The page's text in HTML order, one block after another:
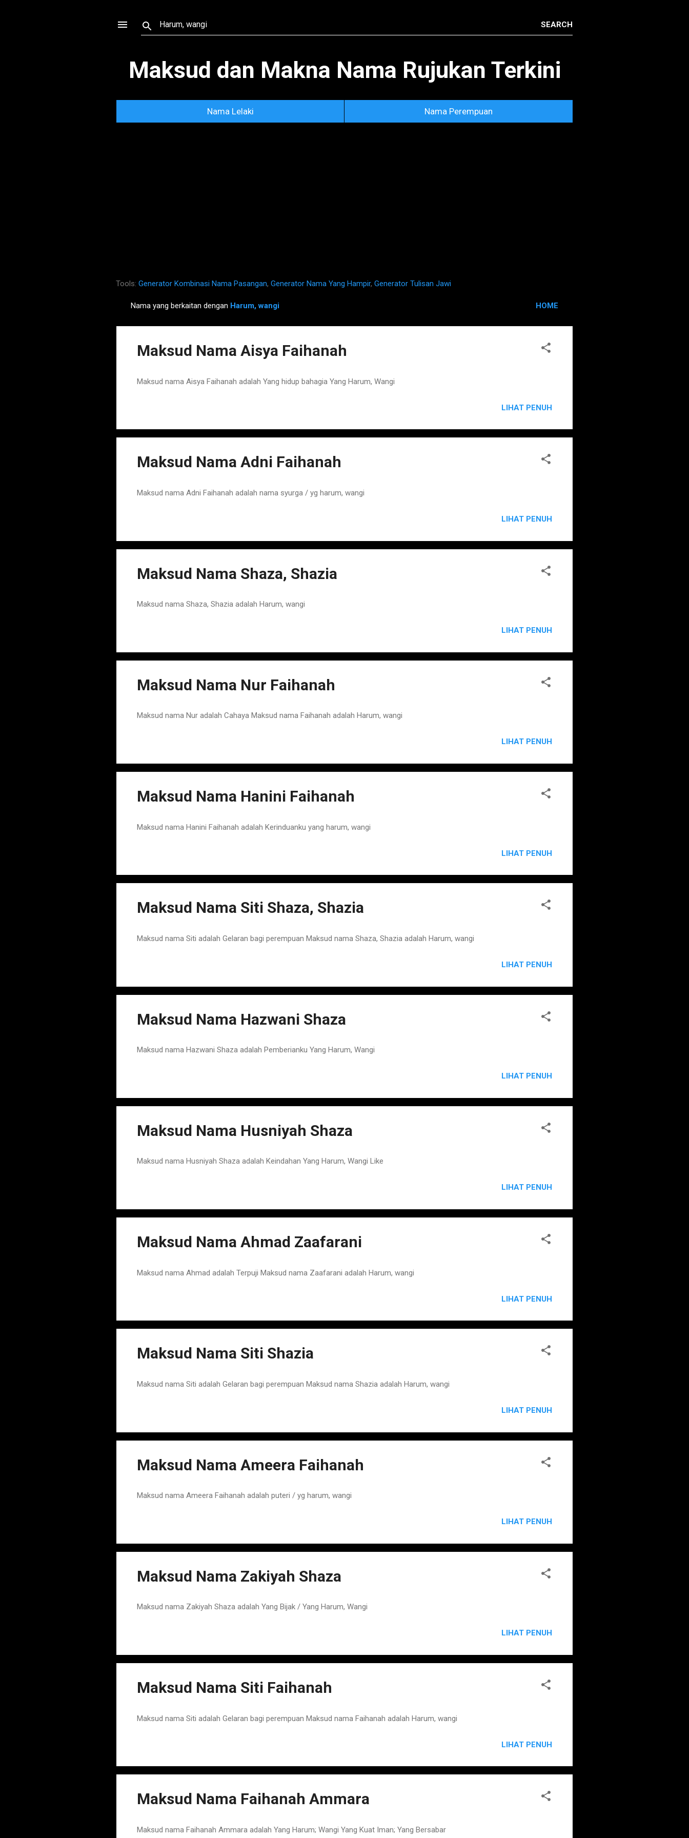
Maksud dan Makna Nama Rujukan Terkini
Nama Lelaki Nama Perempuan
Tools: Generator Kombinasi Nama Pasangan, Generator Nama Yang Hampir, Generator Tulisan Jawi
o
Nama yang berkaitan dengan Harum, wangi HOME
Maksud Nama Aisya Faihanah
Maksud nama Aisya Faihanah adalah Yang hidup bahagia Yang Harum, Wangi
LIHAT PENUH
Maksud Nama Adni Faihanah
Maksud nama Adni Faihanah adalah nama syurga / yg harum, wangi
LIHAT PENUH
Maksud Nama Shaza, Shazia
Maksud nama Shaza, Shazia adalah Harum, wangi
LIHAT PENUH
Maksud Nama Nur Faihanah
Maksud nama Nur adalah Cahaya Maksud nama Faihanah adalah Harum, wangi
LIHAT PENUH
Maksud Nama Hanini Faihanah
Maksud nama Hanini Faihanah adalah Kerinduanku yang harum, wangi
LIHAT PENUH
Maksud Nama Siti Shaza, Shazia
Maksud nama Siti adalah Gelaran bagi perempuan Maksud nama Shaza, Shazia adalah Harum, wangi
LIHAT PENUH
Maksud Nama Hazwani Shaza
Maksud nama Hazwani Shaza adalah Pemberianku Yang Harum, Wangi
LIHAT PENUH
Maksud Nama Husniyah Shaza
Maksud nama Husniyah Shaza adalah Keindahan Yang Harum, Wangi Like
LIHAT PENUH
Maksud Nama Ahmad Zaafarani
Maksud nama Ahmad adalah Terpuji Maksud nama Zaafarani adalah Harum, wangi
LIHAT PENUH
Maksud Nama Siti Shazia
Maksud nama Siti adalah Gelaran bagi perempuan Maksud nama Shazia adalah Harum, wangi
LIHAT PENUH
Maksud Nama Ameera Faihanah
Maksud nama Ameera Faihanah adalah puteri / yg harum, wangi
LIHAT PENUH
Maksud Nama Zakiyah Shaza
Maksud nama Zakiyah Shaza adalah Yang Bijak / Yang Harum, Wangi
LIHAT PENUH
Maksud Nama Siti Faihanah
Maksud nama Siti adalah Gelaran bagi perempuan Maksud nama Faihanah adalah Harum, wangi
LIHAT PENUH
Maksud Nama Faihanah Ammara
Maksud nama Faihanah Ammara adalah Yang Harum; Wangi Yang Kuat Iman; Yang Bersabar